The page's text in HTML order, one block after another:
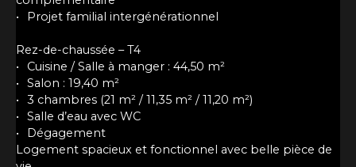
Projet familial intergénérationnel
Rez-de-chaussée – T4
Cuisine / Salle à manger : 44,50 m²
Salon : 19,40 m²
3 chambres (21 m² / 11,35 m² / 11,20 m²)
Salle d’eau avec WC
Dégagement
Logement spacieux et fonctionnel avec belle pièce de